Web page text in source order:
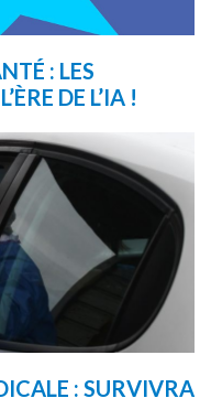
: LES
DE L’IA !
: SURVIVRA